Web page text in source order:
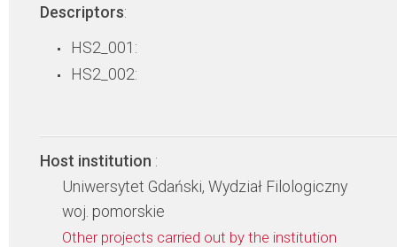
Descriptors:
HS2_001:
HS2_002:
Host institution :
Uniwersytet Gdański, Wydział Filologiczny
woj. pomorskie
Other projects carried out by the institution